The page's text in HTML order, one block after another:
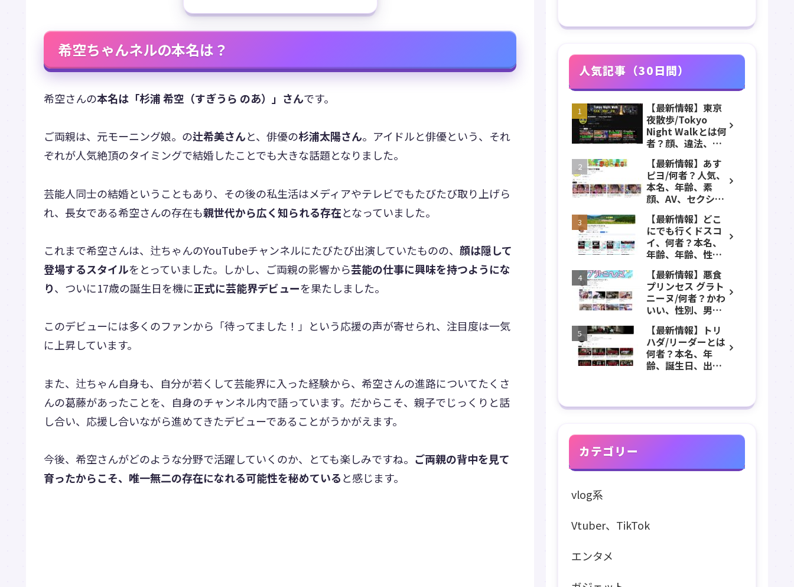
希空ちゃんネルの本名は？
希空さんの本名は「杉浦 希空（すぎうら のあ）」さんです。
ご両親は、元モーニング娘。の辻希美さんと、俳優の杉浦太陽さん。アイドルと俳優という、それ
ぞれが人気絶頂のタイミングで結婚したことでも大きな話題となりました。
芸能人同士の結婚ということもあり、その後の私生活はメディアやテレビでもたびたび取り上げら
れ、長女である希空さんの存在も親世代から広く知られる存在となっていました。
これまで希空さんは、辻ちゃんのYouTubeチャンネルにたびたび出演していたものの、 顔は隠して
登場するスタイルをとっていました。しかし、ご両親の影響から芸能の仕事に興味を持つようにな
り、ついに17歳の誕生日を機に正式に芸能界デビューを果たしました。
このデビューには多くのファンから「待ってました！」という応援の声が寄せられ、注目度は一気
に上昇しています。
また、辻ちゃん自身も、自分が若くして芸能界に入った経験から、希空さんの進路についてたくさ
んの葛藤があったことを、自身のチャンネル内で語っています。だからこそ、親子でじっくりと話
し合い、応援し合いながら進めてきたデビューであることがうかがえます。
今後、希空さんがどのような分野で活躍していくのか、とても楽しみですね。 ご両親の背中を見て
育ったからこそ、唯一無二の存在になれる可能性を秘めていると感じます。
のプロフィール、
ル紹介！
人気記事（30日間）
【最新情報】東京
夜散歩/Tokyo
Night Walkとは何
者？顔、違法、逮
久保公園、本名、
年齢、誕生日、職
業、かわいい、彼
女などのプロフィ
ール、YouTubeチ
ャンネル紹介！
【最新情報】あす
ピヨ/何者？人気、
本名、年齢、素
顔、AV、セクシ
る、身長、出身、
学歴、経歴、仕事
のプロフィール、
YouTubeチャンネ
ル紹介！
【最新情報】どこ
にでも行くドスコ
イ、何者？本名、
年齢、年齢、性
どのプロフィー
ル、YouTubeチャ
ンネル紹介！
【最新情報】悪食
プリンセス グラト
ニーヌ/何者？かわ
いい、性別、男？
長、出身などのプ
ロフィール、
YouTubeチャンネ
ル紹介！
【最新情報】トリ
ハダ/リーダーとは
何者？本名、年
齢、誕生日、出
メンバーなどのプ
YouTubeチャンネ
カテゴリー
vlog系
Vtuber、TikTok
エンタメ